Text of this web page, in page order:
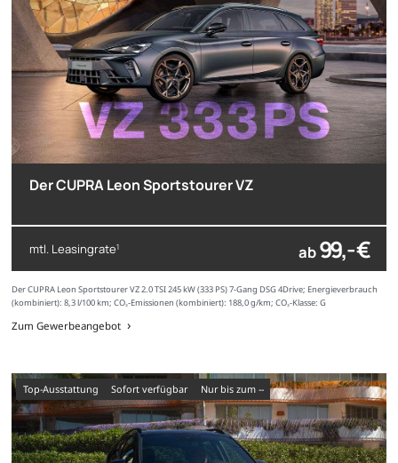
Der CUPRA Leon Sportstourer VZ
mtl. Leasingrate1 ab99,- €
Der CUPRA Leon Sportstourer VZ 2.0 TSI 245 kW (333 PS) 7-Gang DSG 4Drive; Energieverbrauch
(kombiniert): 8,3 l/100 km; CO₂-Emissionen (kombiniert): 188,0 g/km; CO₂-Klasse: G
Zum Gewerbeangebot
Top-Ausstattung sofort verfügbar nur bis zum --